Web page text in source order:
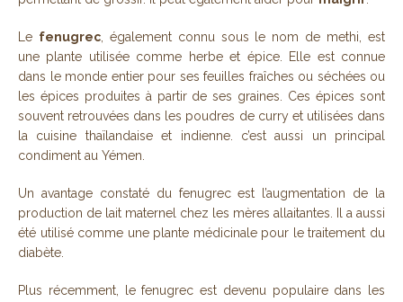
Le fenugrec, également connu sous le nom de methi, est
une plante utilisée comme herbe et épice. Elle est connue
dans le monde entier pour ses feuilles fraîches ou séchées ou
les épices produites à partir de ses graines. Ces épices sont
souvent retrouvées dans les poudres de curry et utilisées dans
la cuisine thaïlandaise et indienne. c’est aussi un principal
condiment au Yémen.
Un avantage constaté du fenugrec est l’augmentation de la
production de lait maternel chez les mères allaitantes. Il a aussi
été utilisé comme une plante médicinale pour le traitement du
diabète.
Plus récemment, le fenugrec est devenu populaire dans les